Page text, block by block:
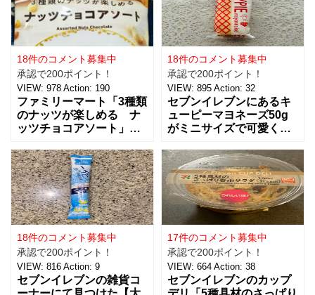
18件のコメント募集中
承認で200ポイント！
VIEW: 978 Action: 190
ファミリーマート「3種類
のナッツが楽しめる ナ
ッツチョコアソート」を
て、ワインに合わせた
り、ちょっとした休憩時
間にもおすすめ！！ 税込
238円で、３種類（アー
モンド、ピーナッツ、ヘ
ーゼルナッツ）×４個ずつ
入ったチョコアソ
18件のコメント募集中
承認で200ポイント！
VIEW: 895 Action: 32
セブンイレブンにあるキ
ューピーマヨネーズ50g
がミニサイズで可愛く
した。 お味は容器が小さ
くなっただけで、定番と
同じ味で美味しいです。
マヨネーズは好みがそれ
ぞれあるようなのですけ
ど、私はキューピー派。
ただここ最近は健
18件のコメント募集中
承認で200ポイント！
VIEW: 816 Action: 9
セブンイレブンの雑貨コ
17件のコメント募集中
承認で200ポイント！
VIEW: 664 Action: 38
セブンイレブンのカップ